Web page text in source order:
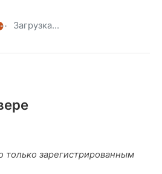
Загрузка...
только зарегистрированным